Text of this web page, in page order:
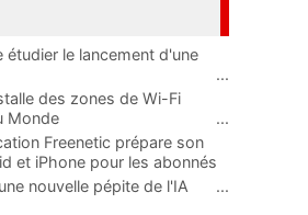
étudier le lancement d'une
...
des zones de Wi-Fi
Monde
...
Freenetic prépare son
et iPhone pour les abonnés
nouvelle pépite de l'IA ...